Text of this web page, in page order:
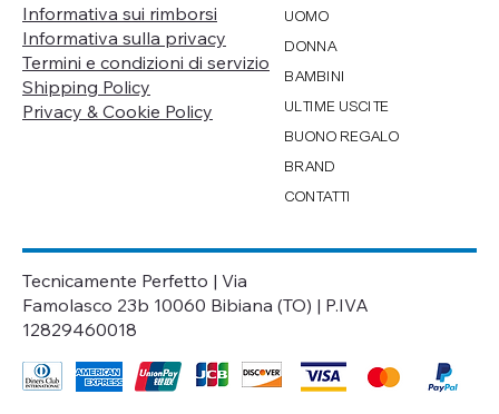
Informativa sui rimborsi
Informativa sulla privacy
Termini e condizioni di servizio
Shipping Policy
Privacy & Cookie Policy
UOMO
DONNA
BAMBINI
ULTIME USCITE
BUONO REGALO
BRAND
CONTATTI
Tecnicamente Perfetto | Via
Famolasco 23b 10060 Bibiana (TO) | P.IVA
12829460018